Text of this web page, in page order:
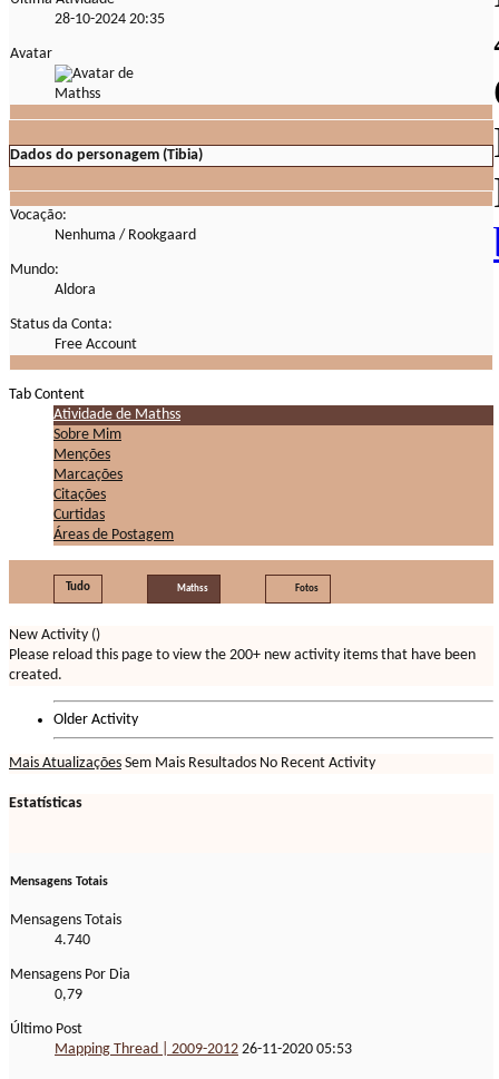
28-10-2024 20:35
Avatar
Dados do personagem (Tibia)
Vocação:
Nenhuma / Rookgaard
Mundo:
Aldora
Status da Conta:
Free Account
Tab Content
Atividade de Mathss
Sobre Mim
Menções
Marcações
Citações
Curtidas
Áreas de Postagem
Tudo Mathss Fotos
New Activity ()
Please reload this page to view the 200+ new activity items that have been
created.
Older Activity
Mais Atualizações Sem Mais Resultados No Recent Activity
Estatísticas
Mensagens Totais
Mensagens Totais
4.740
Mensagens Por Dia
0,79
Último Post
Mapping Thread | 2009-2012 26-11-2020 05:53